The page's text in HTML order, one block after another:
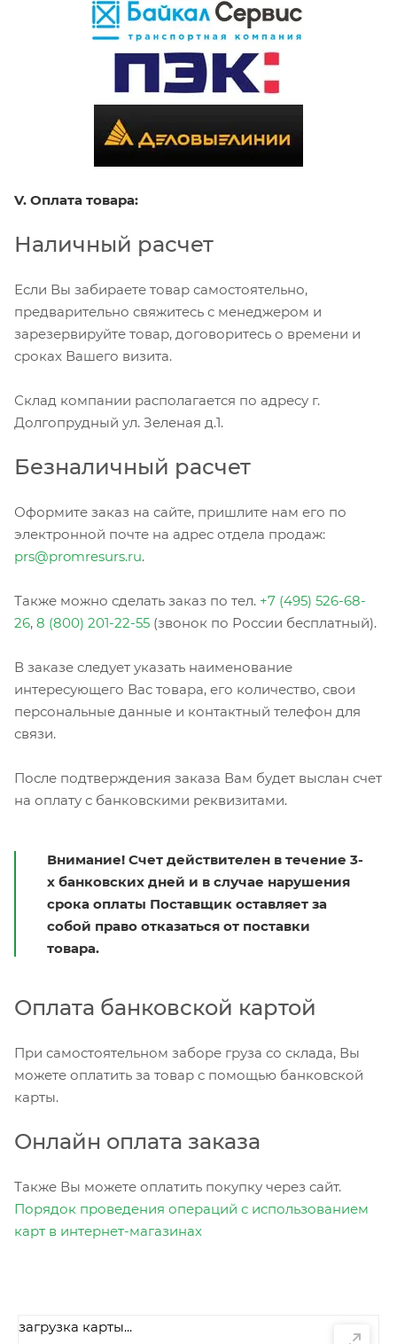
V. Оплата товара:
Наличный расчет
Если Вы забираете товар самостоятельно,
предварительно свяжитесь с менеджером и
зарезервируйте товар, договоритесь о времени и
сроках Вашего визита.
Склад компании располагается по адресу г.
Долгопрудный ул. Зеленая д.1.
Безналичный расчет
Оформите заказ на сайте, пришлите нам его по
электронной почте на адрес отдела продаж:
prs@promresurs.ru.
Также можно сделать заказ по тел. +7 (495) 526-68-
26, 8 (800) 201-22-55 (звонок по России бесплатный).
В заказе следует указать наименование
интересующего Вас товара, его количество, свои
персональные данные и контактный телефон для
связи.
После подтверждения заказа Вам будет выслан счет
на оплату с банковскими реквизитами.
Внимание! Счет действителен в течение 3-
х банковских дней и в случае нарушения
срока оплаты Поставщик оставляет за
собой право отказаться от поставки
товара.
Оплата банковской картой
При самостоятельном заборе груза со склада, Вы
можете оплатить за товар с помощью банковской
карты.
Онлайн оплата заказа
Также Вы можете оплатить покупку через сайт.
Порядок проведения операций с использованием
карт в интернет-магазинах
загрузка карты...